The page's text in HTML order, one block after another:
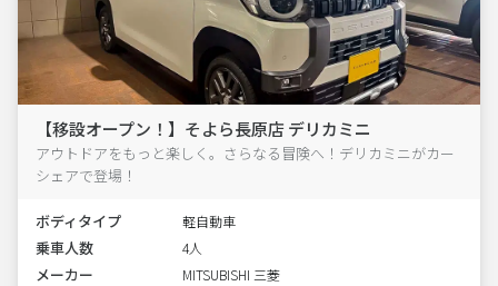
【移設オープン！】そよら長原店 デリカミニ
アウトドアをもっと楽しく。さらなる冒険へ！デリカミニがカー
シェアで登場！
ボディタイプ 軽自動車
乗車人数 4人
メーカー MITSUBISHI 三菱